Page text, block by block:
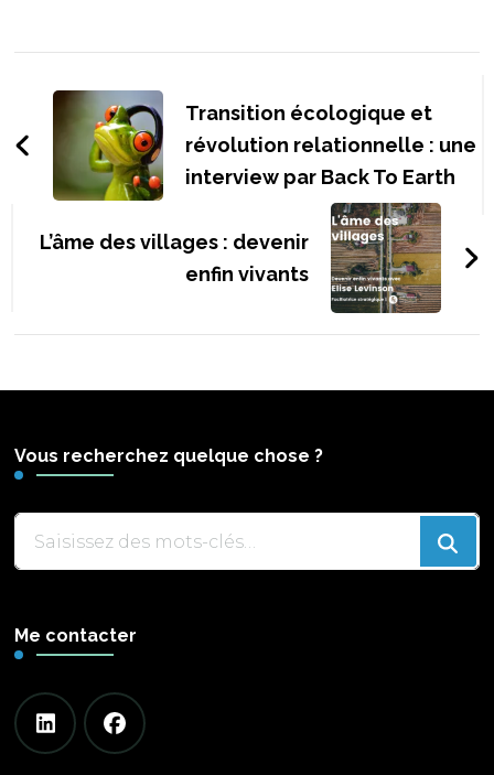
d'article
Transition écologique et
révolution relationnelle : une
interview par Back To Earth
L’âme des villages : devenir
enfin vivants
Vous recherchez quelque chose ?
?
Me contacter